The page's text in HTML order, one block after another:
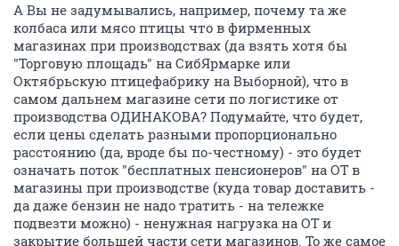
А Вы не задумывались, например, почему та же
колбаса или мясо птицы что в фирменных
магазинах при производствах (да взять хотя бы
"Торговую площадь" на СибЯрмарке или
Октябрьскую птицефабрику на Выборной), что в
самом дальнем магазине сети по логистике от
производства ОДИНАКОВА? Подумайте, что будет,
если цены сделать разными пропорционально
расстоянию (да, вроде бы по-честному) - это будет
означать поток "бесплатных пенсионеров" на ОТ в
магазины при производстве (куда товар доставить -
да даже бензин не надо тратить - на тележке
подвезти можно) - ненужная нагрузка на ОТ и
закрытие большей части сети магазинов. То же самое